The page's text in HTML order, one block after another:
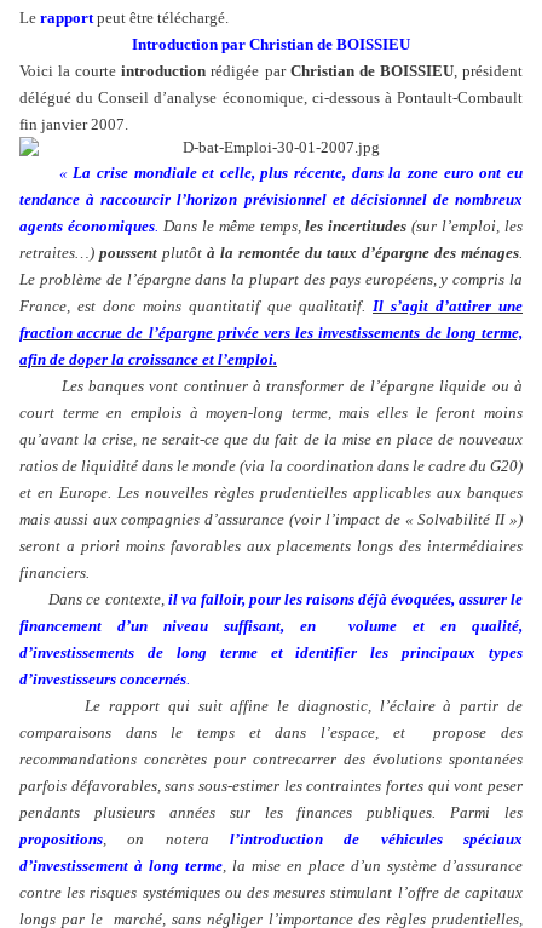
Le rapportpeut être téléchargé.
Introduction par Christian de BOISSIEU
Voici la courteintroduction rédigée par Christian de BOISSIEU, président
délégué du Conseil d’analyse économique, ci-dessous à Pontault-Combault
fin janvier 2007.
«La crise mondiale et celle, plus récente, dans la zone euro ont eu
tendance à raccourcir l’horizon prévisionnel et décisionnel de nombreux
agents économiques. Dans le même temps,les incertitudes (sur l’emploi, les
retraites…) poussent plutôt à la remontée du taux d’épargne des ménages.
Le problème de l’épargne dans la plupart des pays européens, y compris la
France, est donc moins quantitatif que qualitatif. Il s’agit d’attirer une
fraction accrue de l’épargne privée vers les investissements de long terme,
afin de doper la croissance et l’emploi.
Les banques vont continuer à transformer de l’épargne liquide ou à
court terme en emplois à moyen-long terme, mais elles le feront moins
qu’avant la crise, ne serait-ce que du fait de la mise en place de nouveaux
ratios de liquidité dans le monde (via la coordination dans le cadre du G20)
et en Europe. Les nouvelles règles prudentielles applicables aux banques
mais aussi aux compagnies d’assurance (voir l’impact de « Solvabilité II »)
seront a priori moins favorables aux placements longs des intermédiaires
financiers.
Dans ce contexte, il va falloir, pour les raisons déjà évoquées, assurer le
financement d’un niveau suffisant, en volume et en qualité,
d’investissements de long terme et identifier les principaux types
d’investisseurs concernés.
Le rapport qui suit affine le diagnostic, l’éclaire à partir de
comparaisons dans le temps et dans l’espace, et propose des
recommandations concrètes pour contrecarrer des évolutions spontanées
parfois défavorables, sans sous-estimer les contraintes fortes qui vont peser
pendants plusieurs années sur les finances publiques. Parmi les
propositions, on notera l’introduction de véhicules spéciaux
d’investissement à long terme, la mise en place d’un système d’assurance
contre les risques systémiques ou des mesures stimulant l’offre de capitaux
longs par le marché, sans négliger l’importance des règles prudentielles,